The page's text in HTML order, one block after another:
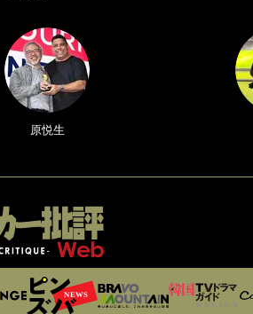
原悦生